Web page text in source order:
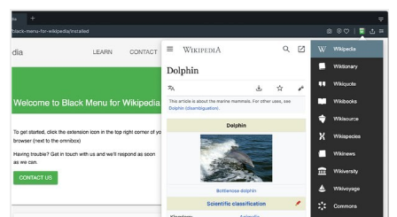
tietoihisi
joissakin
verkkosivustoissa.
allows
other
installed
extensions
and
web
pages
to